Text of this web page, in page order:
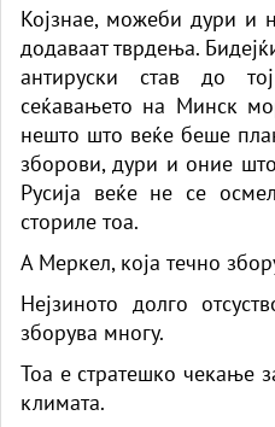
Којзнае, можеби дури и
додаваат тврдења.
антируски став до
сеќавањето на Минск
нешто што веќе беше
зборови, дури и оние
Русија веќе не се
сториле тоа.
А Меркел, која течно
Нејзиното долго
зборува многу.
Тоа е стратешко чекање
климата.